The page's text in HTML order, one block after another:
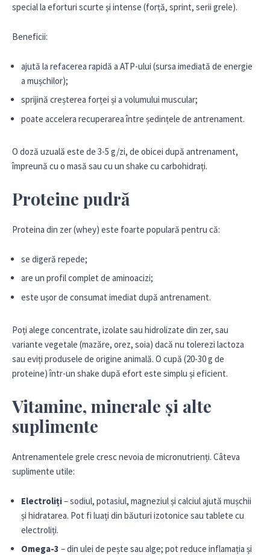
special la eforturi scurte și intense (forță, sprint, serii grele).
Beneficii:
ajută la refacerea rapidă a ATP-ului (sursa imediată de energie
a mușchilor);
sprijină creșterea forței și a volumului muscular;
poate accelera recuperarea între ședințele de antrenament.
O doză uzuală este de 3-5 g/zi, de obicei după antrenament,
împreună cu o masă sau cu un shake cu carbohidrați.
Proteine pudră
Proteina din zer (whey) este foarte populară pentru că:
se digeră repede;
are un profil complet de aminoacizi;
este ușor de consumat imediat după antrenament.
Poți alege concentrate, izolate sau hidrolizate din zer, sau
variante vegetale (mazăre, orez, soia) dacă nu tolerezi lactoza
sau eviți produsele de origine animală. O cupă (20-30 g de
proteine) într-un shake după efort este simplu și eficient.
Vitamine, minerale și alte
suplimente
Antrenamentele grele cresc nevoia de micronutrienți. Câteva
suplimente utile:
Electroliți– sodiul, potasiul, magneziul și calciul ajută mușchii
și hidratarea. Pot fi luați din băuturi izotonice sau tablete cu
electroliți.
Omega-3 – din ulei de pește sau alge; pot reduce inflamația și